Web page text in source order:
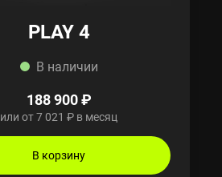
PLAY 4
В наличии
188 900 ₽
или от 7 021 ₽ в месяц
В корзину